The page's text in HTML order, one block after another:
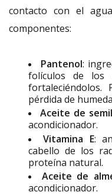
contacto con el
componentes:
Pantenol:
folículos de los
pérdida de
Aceite de
acondicionador.
Vitamina E:
cabello de los
proteína natural.
Aceite de
acondicionador.